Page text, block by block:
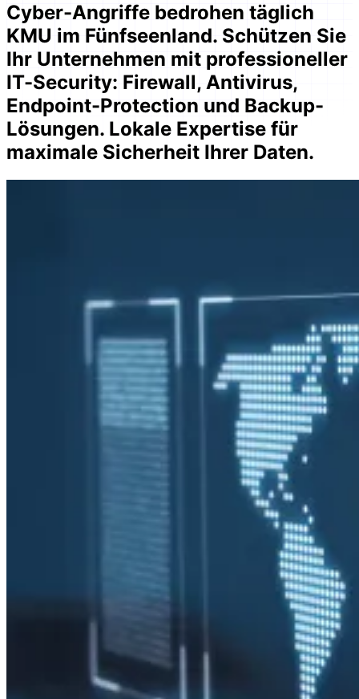
Cyber-Angriffe bedrohen täglich
KMU im Fünfseenland. Schützen Sie
Ihr Unternehmen mit professioneller
IT-Security: Firewall, Antivirus,
Endpoint-Protection und Backup-
Lösungen. Lokale Expertise für
maximale Sicherheit Ihrer Daten.